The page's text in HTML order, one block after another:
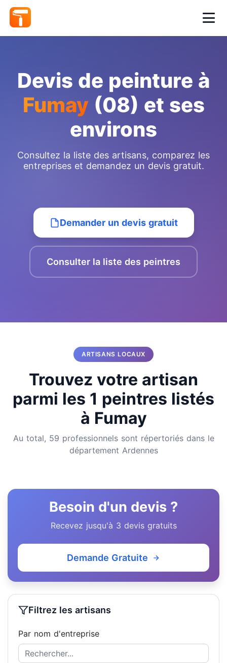
Devis de peinture à
Fumay(08) et ses
environs
Consultez la liste des artisans, comparez les
entreprises et demandez un devis gratuit.
Demander un devis gratuit
Consulter la liste des peintres
ARTISANS LOCAUX
Trouvez votre artisan
parmi les 1 peintres listés
à Fumay
Au total, 59 professionnels sont répertoriés dans le
département Ardennes
Besoin d'un devis ?
Recevez jusqu'à 3 devis gratuits
Demande Gratuite
Filtrez les artisans
Par nom d'entreprise